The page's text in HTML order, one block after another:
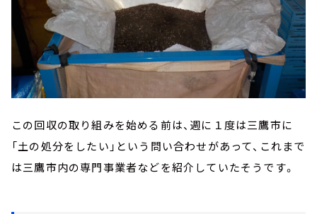
この回収の取り組みを始める前は、週に１度は三鷹市に
「土の処分をしたい」という問い合わせがあって、これまで
は三鷹市内の専門事業者などを紹介していたそうです。